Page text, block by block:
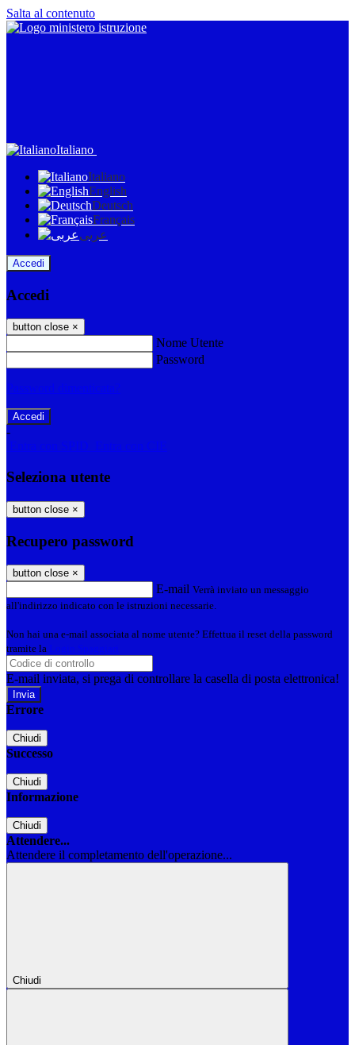
Salta al contenuto
Italiano
Italiano
English
Deutsch
Français
عربى
Accedi
Accedi
button close ×
Nome Utente
Password
Password dimenticata?
-
Entra con SPID
Entra con CIE
Seleziona utente
button close ×
Recupero password
button close ×
E-mail Verrà inviato un messaggio
all'indirizzo indicato con le istruzioni necessarie.
Non hai una e-mail associata al nome utente? Effettua il reset della password
tramite la Login Spaggiari
E-mail inviata, si prega di controllare la casella di posta elettronica!
Errore
Chiudi
Successo
Chiudi
Informazione
Chiudi
Attendere...
Attendere il completamento dell'operazione...
Chiudi